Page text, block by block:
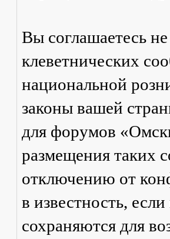
Вы соглашаетесь
клеветнических
национальной
законы вашей
для форумов
размещения таких
отключению от
в известность,
сохраняются для